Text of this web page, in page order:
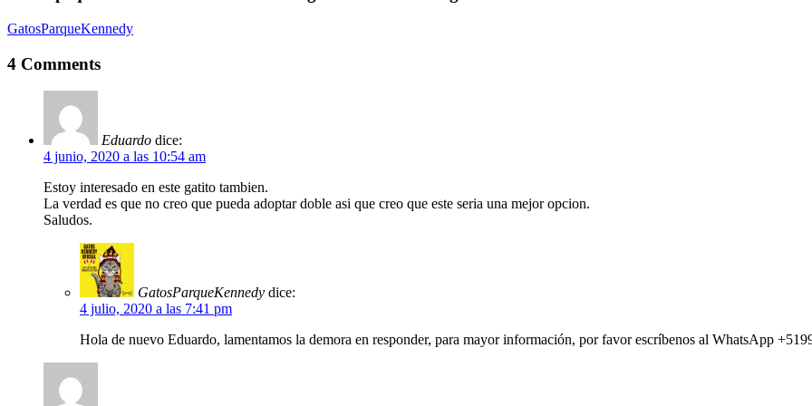
un
hogar
donde
seguros
GatosParqueKennedy
4 Comments
Eduardo dice:
4 junio, 2020 a las 10:54 am
Estoy interesado en este gatito tambien.
La verdad es que no creo que pueda adoptar doble asi que creo que este seria una mejor opcion.
Saludos.
GatosParqueKennedy dice:
4 julio, 2020 a las 7:41 pm
Hola de nuevo Eduardo, lamentamos la demora en responder, para mayor información, por favor escríbenos al WhatsApp